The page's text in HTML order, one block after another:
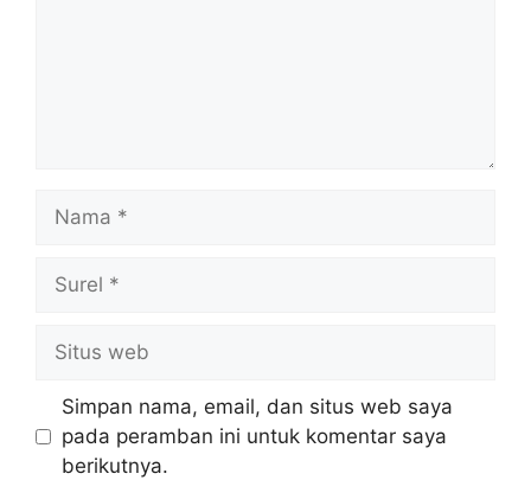
Nama
Surel
Situs
web
Simpan nama, email, dan situs web saya
pada peramban ini untuk komentar saya
berikutnya.